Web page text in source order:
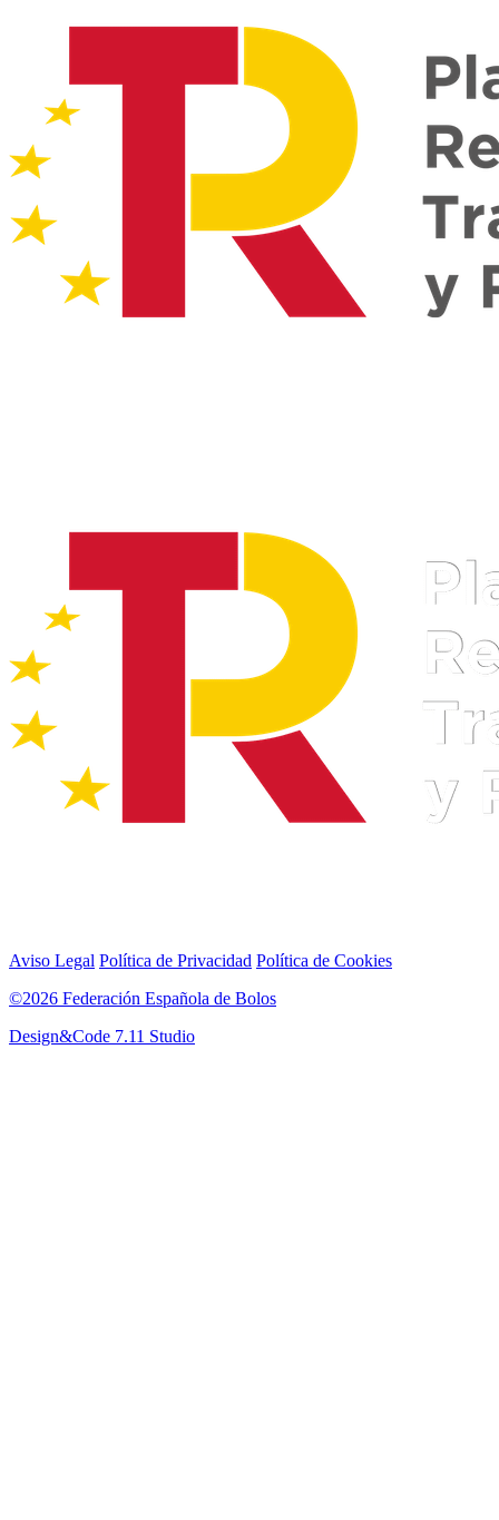
Aviso Legal Política de Privacidad Política de Cookies
©2026 Federación Española de Bolos
Design&Code 7.11 Studio